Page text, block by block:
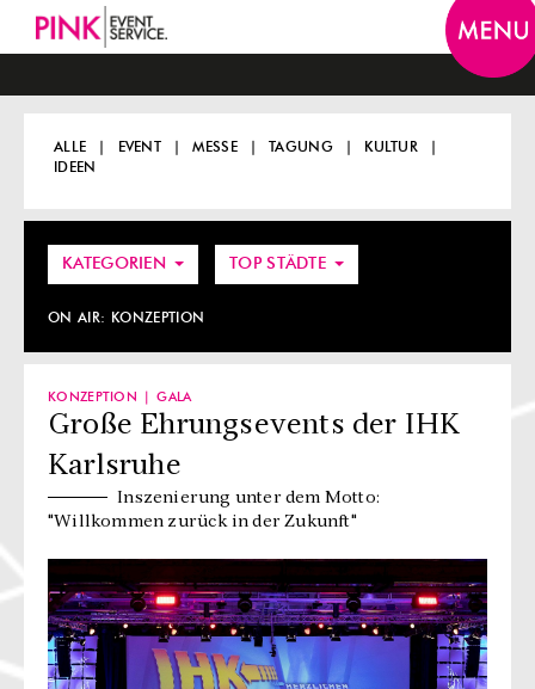
ALLE EVENT MESSE TAGUNG
KULTUR
IDEEN
KONZEPTION GALA
Große Ehrungsevents der IHK
Karlsruhe
Inszenierung unter dem Motto:
"Willkommen zurück in der Zukunft"
KATEGORIEN TOP STÄDTE
ON AIR: KONZEPTION